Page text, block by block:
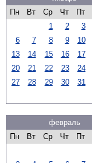
Пн
Вт Ср Чт Пт
1
2 3
6
7 8 9 10
13
14 15 16 17
20
21 22 23 24
27
28 29 30 31
февраль
Пн
Вт Ср Чт Пт